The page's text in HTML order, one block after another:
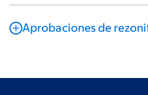
Aprobaciones de